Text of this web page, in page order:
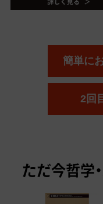
簡単に
2回
ただ今哲学